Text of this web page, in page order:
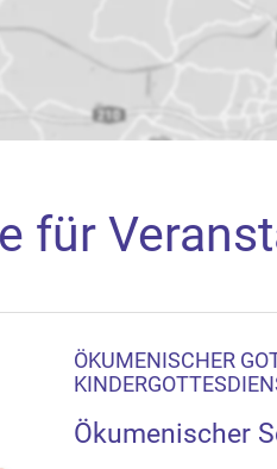
akzeptieren Sie, dass die
Gerät setzt, z.B. zwecks
für
ÖKUMENISCHER
Ökumenischer